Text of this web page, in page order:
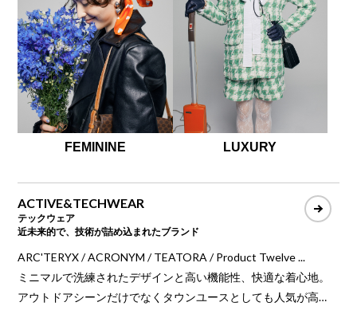
FEMININE LUXURY
ACTIVE&TECHWEAR
テックウェア
近未来的で、技術が詰め込まれたブランド
ARC'TERYX / ACRONYM / TEATORA / Product Twelve ...
ミニマルで洗練されたデザインと高い機能性、快適な着心地。
アウトドアシーンだけでなくタウンユースとしても人気が高